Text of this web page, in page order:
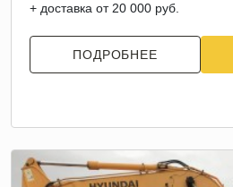
+ доставка от 20 000 руб.
ПОДРОБНЕЕ